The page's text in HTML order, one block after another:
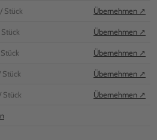
/ Stück Übernehmen ↗
Stück Übernehmen ↗
Übernehmen ↗
Stück Übernehmen ↗
/ Stück Übernehmen ↗